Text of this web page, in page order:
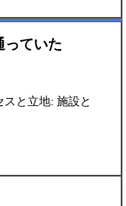
イエット目的
なかったので
のよいところ
っていた
と立地: 施設と